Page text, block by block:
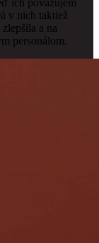
v nich taktiež
a na
personálom.